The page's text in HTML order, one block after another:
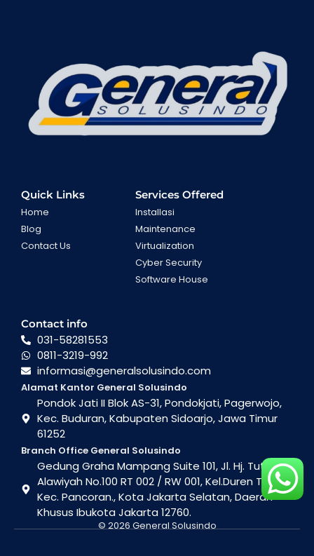
Quick Links
Home
Blog
Contact Us
Services Offered
Installasi
Maintenance
Virtualization
Cyber Security
Software House
Contact info
031-58281553
0811-3219-992
informasi@generalsolusindo.com
Alamat Kantor General Solusindo
Pondok Jati II Blok AS-31, Pondokjati, Pagerwojo,
Kec. Buduran, Kabupaten Sidoarjo, Jawa Timur
61252
Branch Office General Solusindo
Gedung Graha Mampang Suite 101, Jl. Hj. Tutty
Alawiyah No.100 RT 002 / RW 001, Kel.Duren Tiga ,
Kec. Pancoran., Kota Jakarta Selatan, Daerah
Khusus Ibukota Jakarta 12760.
© 2026 General Solusindo